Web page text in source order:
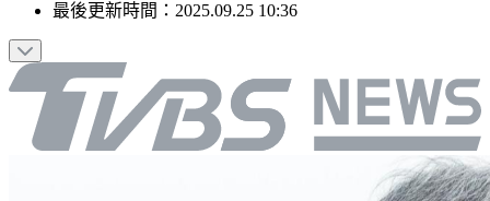
最後更新時間： 2025.09.25 10:36